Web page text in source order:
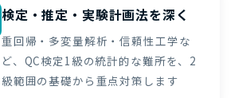
検定・推定・実験計画法を深く
重回帰・多変量解析・信頼性工学な
ど、QC検定1級の統計的な難所を、2
級範囲の基礎から重点対策します